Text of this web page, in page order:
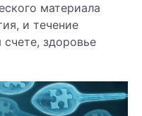
материала
и течение
здоровье